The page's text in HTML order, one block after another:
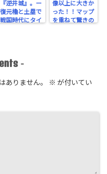
『逆井城』。ー
復元櫓と土塁で
戦国時代にタイ
像以上に大きか
った！！マップ
を重ねて驚きの
-
りません。 ※ が付いてい